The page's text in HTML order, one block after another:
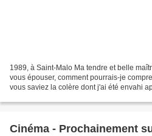
1989, à Saint-Malo Ma tendre et belle
vous épouser, comment pourrais-je
vous saviez la colère dont j'ai été envahi
Cinéma - Prochainement